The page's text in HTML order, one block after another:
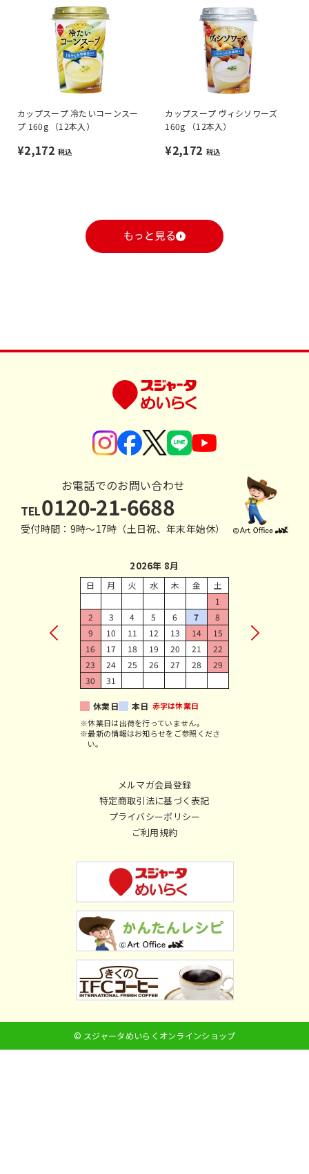
カップスープ 冷たいコーンスー
プ 160g （12本入）
¥2,172 税込
カップスープ ヴィシソワーズ
160g （12本入）
¥2,172 税込
もっと見る
お電話でのお問い合わせ
TEL0120-21-6688
受付時間：9時〜17時（土日祝、年末年始休）
メルマガ会員登録
特定商取引法に基づく表記
プライバシーポリシー
ご利用規約
2026年 8月
日 月 火 水 木 金
土
1
2
3 4 5 6 7
8
9
10 11 12 13 14
15
16
17 18 19 20 21
22
23
24 25 26 27 28
29
30
31
休業日 本日 赤字は休業日
※休業日は出荷を行っていません。
※最新の情報はお知らせをご参照くださ
い。
© スジャータめいらくオンラインショップ